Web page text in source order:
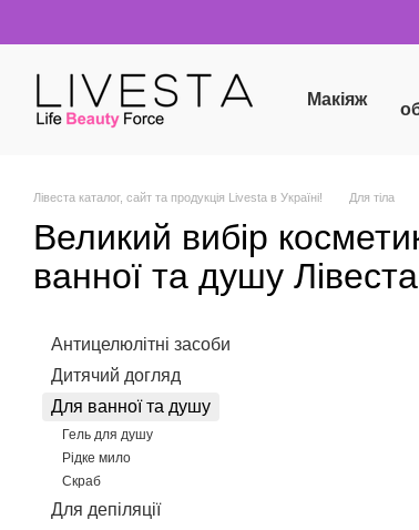
Макіяж
Лівеста каталог, сайт та продукція Livesta в Україні! Для тіла
Великий вибір
ванної та душу Лівеста
Антицелюлітні засоби
Дитячий догляд
Для ванної та душу
Гель для душу
Рідке мило
Скраб
Для депіляції